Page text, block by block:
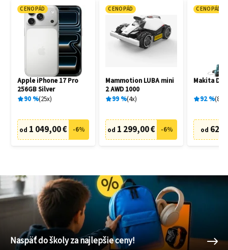
CENOPÁD
Apple iPhone 17 Pro
256GB Silver
90% 25x
od 1 049,00 € -6%
CENOPÁD
Mammotion LUBA mini
2 AWD 1000
99% 4x
od 1 299,00 € -6%
CENOPÁD
Makita
92% 83
od
Naspäť do školy za najlepšie ceny!